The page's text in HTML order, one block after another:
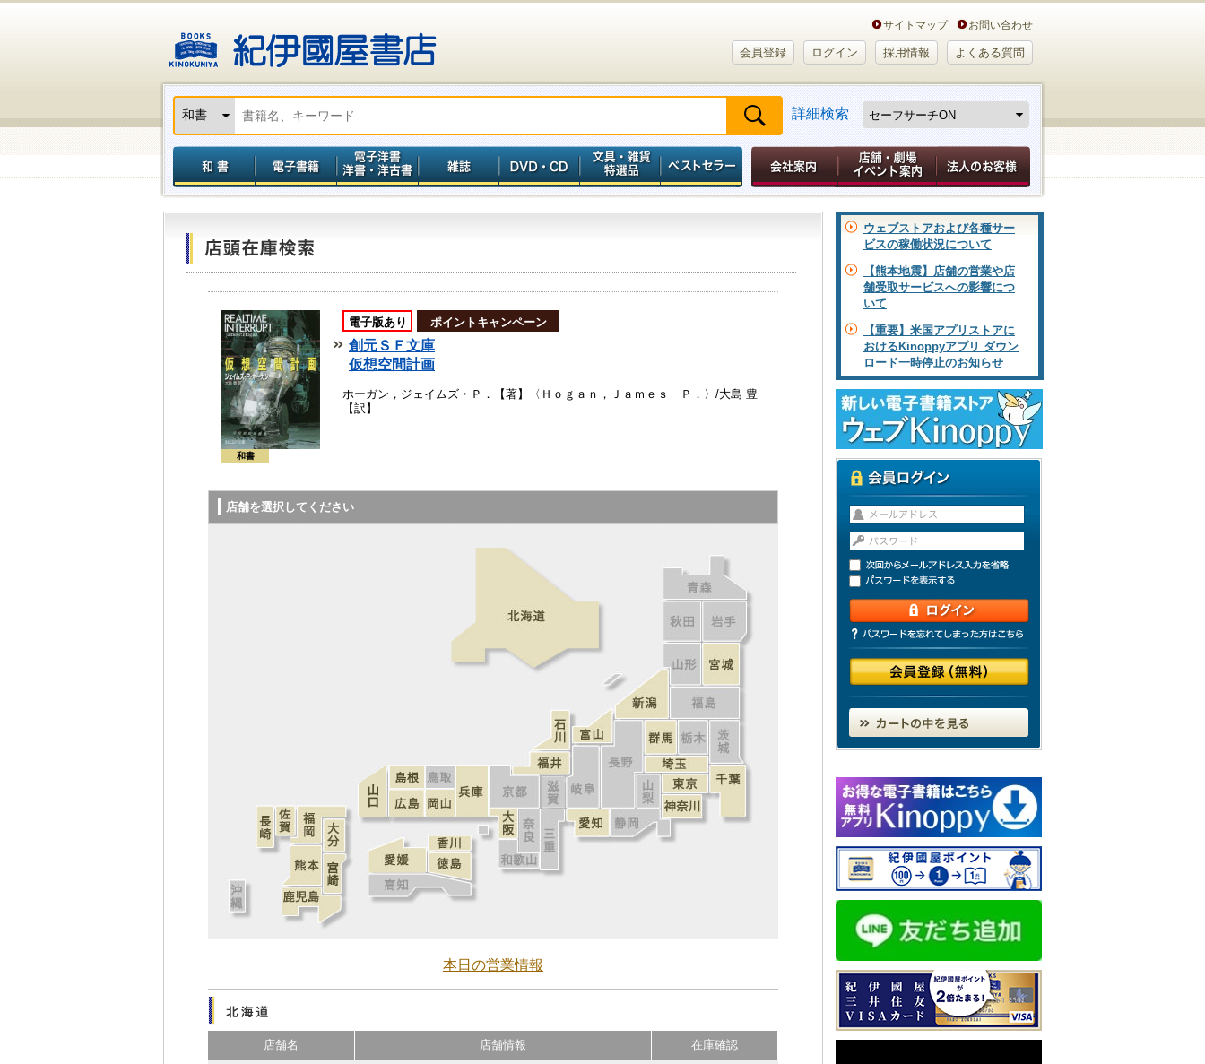
サイトマップ お問い合わせ
会員登録 ログイン 採用情報 よくある質問
詳細検索
和書
電子版あり ポイントキャンペーン
創元ＳＦ文庫
仮想空間計画
ホーガン，ジェイムズ・Ｐ．【著】〈Ｈｏｇａｎ，Ｊａｍｅｓ Ｐ．〉/大島 豊
【訳】
店舗を選択してください
本日の営業情報
店舗名 店舗情報 在庫確認
ウェブストアおよび各種サー
ビスの稼働状況について
【熊本地震】店舗の営業や店
舗受取サービスへの影響につ
いて
【重要】米国アプリストアに
おけるKinoppyアプリ ダウン
ロード一時停止のお知らせ